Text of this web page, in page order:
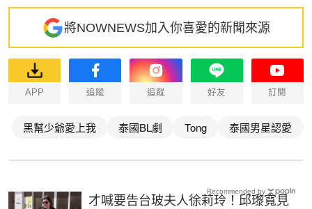
將NOWNEWS加入你喜愛的新聞來源
APP 追蹤 追蹤 好友 訂閱
黑幫少爺愛上我 泰國BL劇 Tong 泰國男星認愛
才喊要告台玻夫人徐莉玲！邱瓈寬見
Recommended by